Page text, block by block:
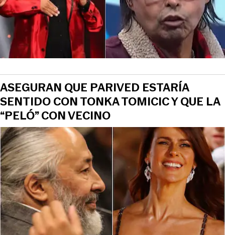
ASEGURAN QUE PARIVED ESTARÍA
SENTIDO CON TONKA TOMICIC Y QUE LA
“PELÓ” CON VECINO